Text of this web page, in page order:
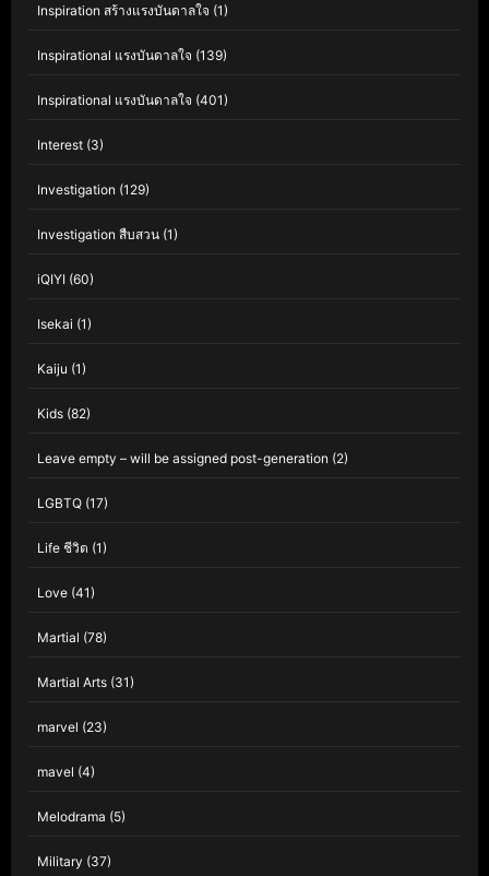
Inspiration สร้างแรงบันดาลใจ (1)
Inspirational แรงบันดาลใจ (139)
Inspirational แรงบันดาลใจ (401)
Interest (3)
Investigation (129)
Investigation สืบสวน (1)
iQIYI (60)
Isekai (1)
Kaiju (1)
Kids (82)
Leave empty – will be assigned post-generation (2)
LGBTQ (17)
Life ชีวิต (1)
Love (41)
Martial (78)
Martial Arts (31)
marvel (23)
mavel (4)
Melodrama (5)
Military (37)